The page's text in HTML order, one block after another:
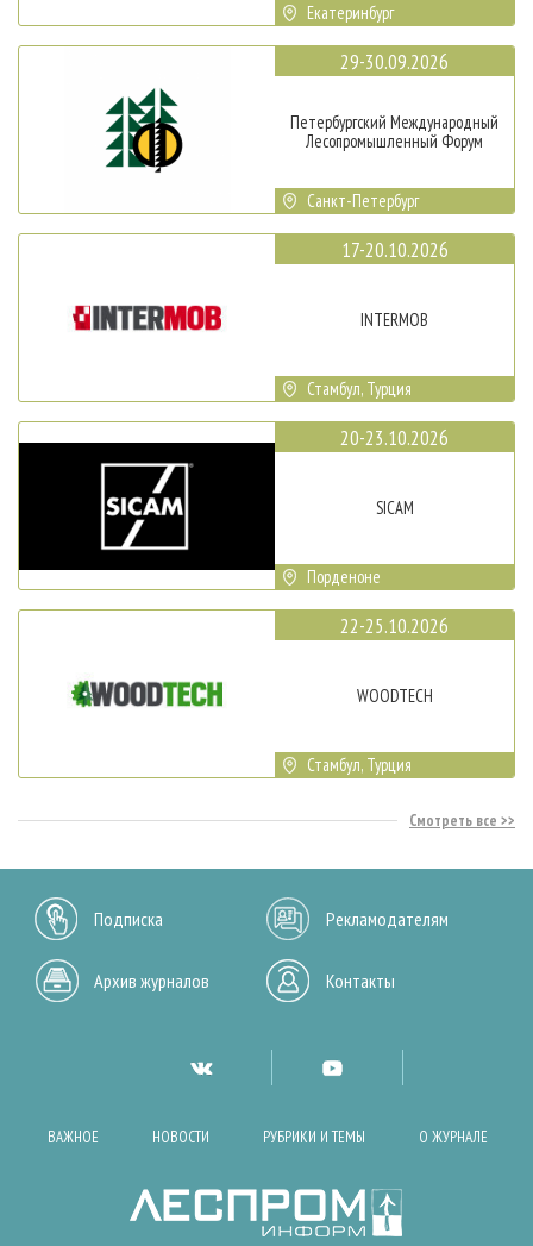
Екатеринбург
29-30.09.2026
Петербургский Международный
Лесопромышленный Форум
Санкт-Петербург
17-20.10.2026
INTERMOB
Стамбул, Турция
20-23.10.2026
SICAM
Порденоне
22-25.10.2026
WOODTECH
Стамбул, Турция
Смотреть все
Подписка Рекламодателям
Архив журналов Контакты
ВАЖНОЕ НОВОСТИ РУБРИКИ И ТЕМЫ О ЖУРНАЛЕ